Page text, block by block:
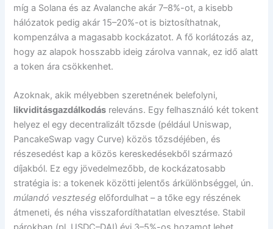
míg a Solana és az Avalanche akár 7–8%-ot, a kisebb
hálózatok pedig akár 15–20%-ot is biztosíthatnak,
kompenzálva a magasabb kockázatot. A fő korlátozás az,
hogy az alapok hosszabb ideig zárolva vannak, ez idő alatt
a token ára csökkenhet.
Azoknak, akik mélyebben szeretnének belefolyni,
likviditásgazdálkodás releváns. Egy felhasználó két tokent
helyez el egy decentralizált tőzsde (például Uniswap,
PancakeSwap vagy Curve) közös tőzsdéjében, és
részesedést kap a közös kereskedésekből származó
díjakból. Ez egy jövedelmezőbb, de kockázatosabb
stratégia is: a tokenek közötti jelentős árkülönbséggel, ún.
múlandó veszteség előfordulhat – a tőke egy részének
átmeneti, és néha visszafordíthatatlan elvesztése. Stabil